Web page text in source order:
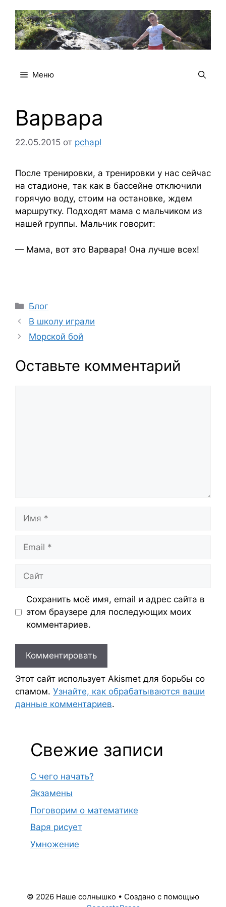
содержимому
Меню
Варвара
22.05.2015 от pchapl
После тренировки, а тренировки у нас сейчас
на стадионе, так как в бассейне отключили
горячую воду, стоим на остановке, ждем
маршрутку. Подходят мама с мальчиком из
нашей группы. Мальчик говорит:
— Мама, вот это Варвара! Она лучше всех!
Рубрики
Блог
В школу играли
Морской бой
Оставьте комментарий
Сохранить моё имя, email и адрес сайта в
этом браузере для последующих моих
комментариев.
Этот сайт использует Akismet для борьбы со
спамом. Узнайте, как обрабатываются ваши
данные комментариев.
Свежие записи
С чего начать?
Экзамены
Поговорим о математике
Варя рисует
Умножение
© 2026 Наше солнышко • Создано с помощью